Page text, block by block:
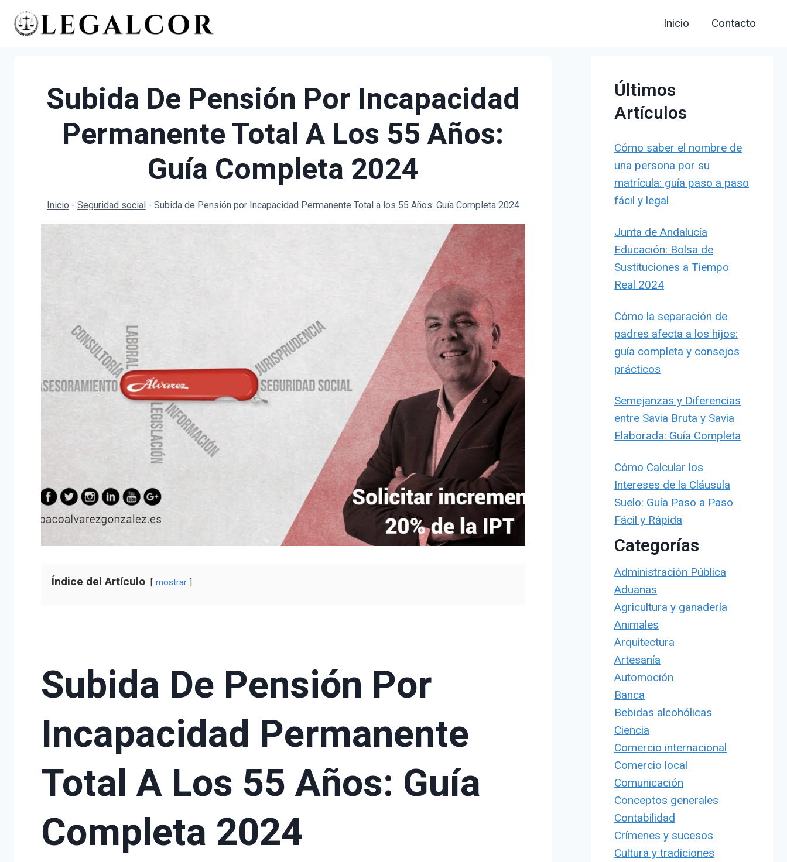
Saltar
Inicio Contacto
Subida De Pensión Por Incapacidad
Permanente Total A Los 55 Años:
Guía Completa 2024
Inicio - Seguridad social- Subida de Pensión por Incapacidad Permanente Total a los 55 Años: Guía Completa 2024
Índice del Artículo mostrar
Subida De Pensión Por
Incapacidad Permanente
Total A Los 55 Años: Guía
Completa 2024
Últimos
Artículos
Cómo saber el nombre de
una persona por su
matrícula: guía paso a paso
fácil y legal
Junta de Andalucía
Educación: Bolsa de
Sustituciones a Tiempo
Real 2024
Cómo la separación de
padres afecta a los hijos:
guía completa y consejos
prácticos
Semejanzas y Diferencias
entre Savia Bruta y Savia
Elaborada: Guía Completa
Cómo Calcular los
Intereses de la Cláusula
Suelo: Guía Paso a Paso
Fácil y Rápida
Categorías
Administración Pública
Aduanas
Agricultura y ganadería
Animales
Arquitectura
Artesanía
Automoción
Banca
Bebidas alcohólicas
Ciencia
Comercio internacional
Comercio local
Comunicación
Conceptos generales
Contabilidad
Crímenes y sucesos
Cultura y tradiciones